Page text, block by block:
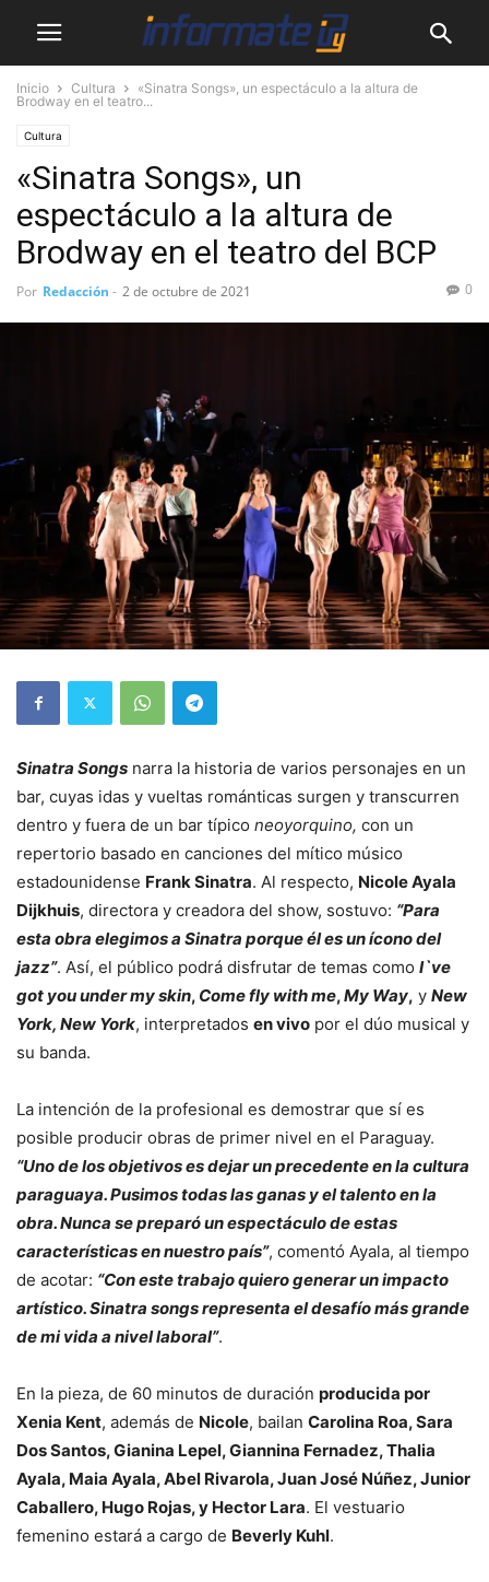
Inicio Cultura
«Sinatra Songs», un espectáculo a la altura de
Brodway en el teatro...
Cultura
«Sinatra Songs», un
espectáculo a la altura de
Brodway en el teatro del BCP
Por Redacción - 2 de octubre de 2021 0
Sinatra Songs narra la historia de varios personajes en un
bar, cuyas idas y vueltas románticas surgen y transcurren
dentro y fuera de un bar típico neoyorquino, con un
repertorio basado en canciones del mítico músico
estadounidense Frank Sinatra. Al respecto, Nicole Ayala
Dijkhuis, directora y creadora del show, sostuvo: “Para
esta obra elegimos a Sinatra porque él es un ícono del
jazz”. Así, el público podrá disfrutar de temas como I`ve
got you under my skin, Come fly with me,My Way, y New
York, New York, interpretados en vivo por el dúo musical y
su banda.
La intención de la profesional es demostrar que sí es
posible producir obras de primer nivel en el Paraguay.
“Uno de los objetivos es dejar un precedente en la cultura
paraguaya. Pusimos todas las ganas y el talento en la
obra. Nunca se preparó un espectáculo de estas
características en nuestro país”, comentó Ayala, al tiempo
de acotar: “Con este trabajo quiero generar un impacto
artístico. Sinatra songs representa el desafío más grande
de mi vida a nivel laboral”.
En la pieza, de 60 minutos de duración producida por
Xenia Kent, además de Nicole, bailan Carolina Roa, Sara
Dos Santos, Gianina Lepel, Giannina Fernadez, Thalia
Ayala, Maia Ayala, Abel Rivarola, Juan José Núñez, Junior
Caballero, Hugo Rojas, y Hector Lara. El vestuario
femenino estará a cargo de Beverly Kuhl.